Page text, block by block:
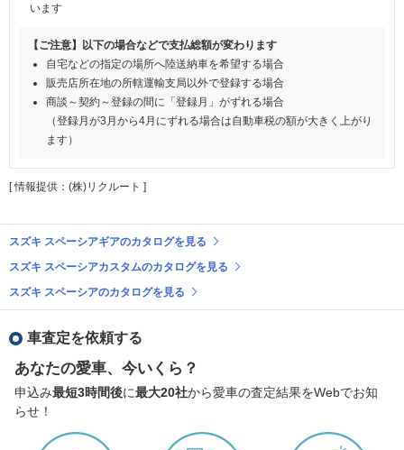
います
【ご注意】以下の場合などで支払総額が変わります
自宅などの指定の場所へ陸送納車を希望する場合
販売店所在地の所轄運輸支局以外で登録する場合
商談～契約～登録の間に「登録月」がずれる場合
（登録月が3月から4月にずれる場合は自動車税の額が大きく上がり
ます）
[ 情報提供：(株)リクルート ]
スズキ スペーシアギアのカタログを見る
スズキ スペーシアカスタムのカタログを見る
スズキ スペーシアのカタログを見る
車査定を依頼する
あなたの愛車、今いくら？
申込み最短3時間後に最大20社から愛車の査定結果をWebでお知
らせ！